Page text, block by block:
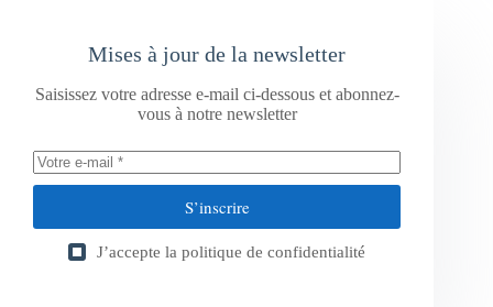
Mises à jour de la newsletter
Saisissez votre adresse e-mail ci-dessous et abonnez-
vous à notre newsletter
S’inscrire
J’accepte la politique de confidentialité